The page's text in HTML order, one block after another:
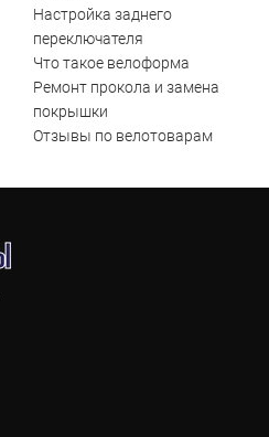
Настройка заднего
переключателя
Что такое велоформа
Ремонт прокола и замена
покрышки
Отзывы по велотоварам